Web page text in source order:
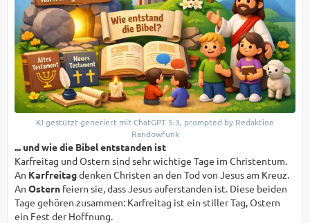
KI gestützt generiert mit ChatGPT 5.3, prompted by Redaktion
Randowfunk
... und wie die Bibel entstanden ist
Karfreitag und Ostern sind sehr wichtige Tage im Christentum.
An Karfreitagdenken Christen an den Tod von Jesus am Kreuz.
An Ostern feiern sie, dass Jesus auferstanden ist. Diese beiden
Tage gehören zusammen: Karfreitag ist ein stiller Tag, Ostern
ein Fest der Hoffnung.